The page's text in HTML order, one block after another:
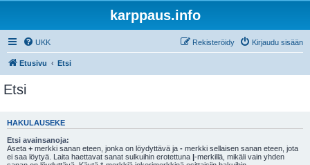
karppaus.info
UKK Kirjaudu sisään
Rekisteröidy
Etusivu Etsi
Etsi
HAKULAUSEKE
Etsi avainsanoja:
Aseta + merkki sanan eteen, jonka on löydyttävä ja - merkki sellaisen sanan eteen, jota
ei saa löytyä. Laita haettavat sanat sulkuihin erotettuna |-merkillä, mikäli vain yhden